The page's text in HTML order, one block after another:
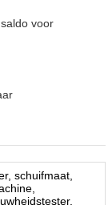
voor
schuifmaat,